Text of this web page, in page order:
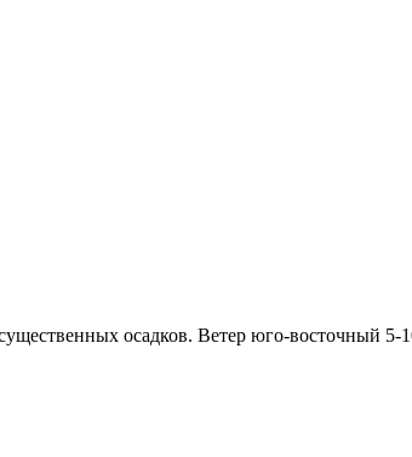
осадков. Ветер юго-восточный